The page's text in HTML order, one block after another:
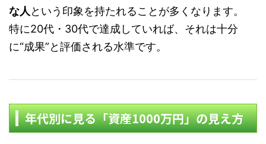
な人 という印象を持たれることが多くなります。
特に20代・30代で達成していれば、それは十分
に“成果”と評価される水準です。
年代別に見る「資産1000万円」の見え方